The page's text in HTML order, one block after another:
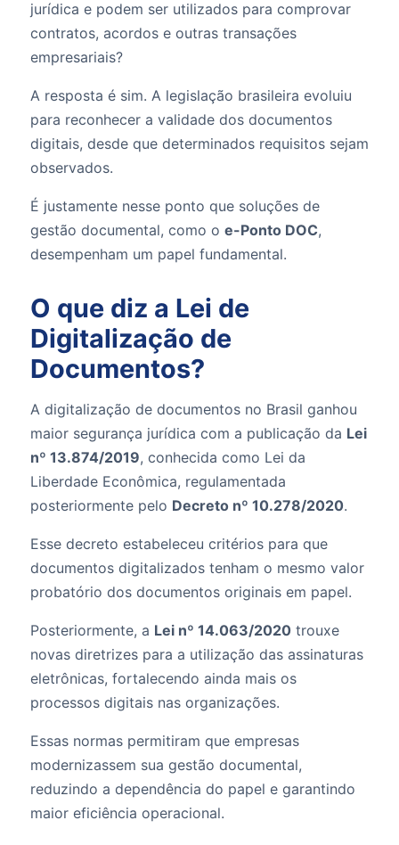
jurídica e podem ser utilizados para comprovar
contratos, acordos e outras transações
empresariais?
A resposta é sim. A legislação brasileira evoluiu
para reconhecer a validade dos documentos
digitais, desde que determinados requisitos sejam
observados.
É justamente nesse ponto que soluções de
gestão documental, como o e-Ponto DOC,
desempenham um papel fundamental.
O que diz a Lei de
Digitalização de
Documentos?
A digitalização de documentos no Brasil ganhou
maior segurança jurídica com a publicação da Lei
nº 13.874/2019, conhecida como Lei da
Liberdade Econômica, regulamentada
posteriormente pelo Decreto nº 10.278/2020.
Esse decreto estabeleceu critérios para que
documentos digitalizados tenham o mesmo valor
probatório dos documentos originais em papel.
Posteriormente, a Lei nº 14.063/2020 trouxe
novas diretrizes para a utilização das assinaturas
eletrônicas, fortalecendo ainda mais os
processos digitais nas organizações.
Essas normas permitiram que empresas
modernizassem sua gestão documental,
reduzindo a dependência do papel e garantindo
maior eficiência operacional.